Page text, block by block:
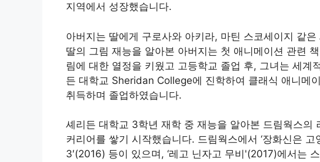
지역에서 성장했습니다.
아버지는 딸에게 구로사와 아키라, 마틴 스코세이지 같
딸의 그림 재능을 알아본 아버지는 첫 애니메이션 관련
림에 대한 열정을 키웠고 고등학교 졸업 후, 그녀는 세계
든 대학교 Sheridan College에 진학하여 클래식 애니메
취득하며 졸업하였습니다.
셰리든 대학교 3학년 재학 중 재능을 알아본 드림웍스의
커리어를 쌓기 시작했습니다. 드림웍스에서 ‘장화신은 고
3′(2016) 등이 있으며, ‘레고 닌자고 무비'(2017)에서는